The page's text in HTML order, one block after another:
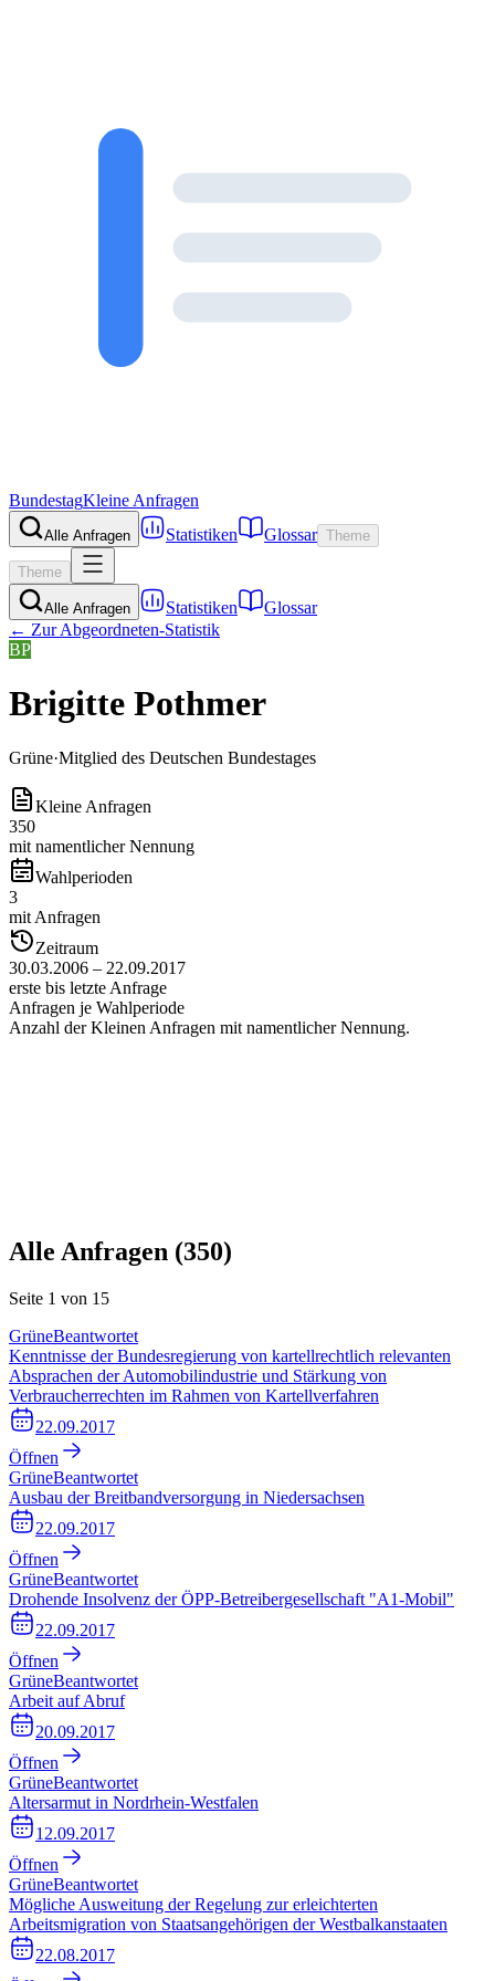
BundestagKleine Anfragen
Alle Anfragen Statistiken Glossar Theme
Theme
Alle Anfragen Statistiken
Glossar
← Zur Abgeordneten-Statistik
BP
Brigitte Pothmer
Grüne·Mitglied des Deutschen Bundestages
Kleine Anfragen
350
mit namentlicher Nennung
Wahlperioden
3
mit Anfragen
Zeitraum
30.03.2006 – 22.09.2017
erste bis letzte Anfrage
Anfragen je Wahlperiode
Anzahl der Kleinen Anfragen mit namentlicher Nennung.
Alle Anfragen (350)
Seite 1 von 15
GrüneBeantwortet
Kenntnisse der Bundesregierung von kartellrechtlich relevanten
Absprachen der Automobilindustrie und Stärkung von
Verbraucherrechten im Rahmen von Kartellverfahren
22.09.2017
Öffnen
GrüneBeantwortet
Ausbau der Breitbandversorgung in Niedersachsen
22.09.2017
Öffnen
GrüneBeantwortet
Drohende Insolvenz der ÖPP-Betreibergesellschaft "A1-Mobil"
22.09.2017
Öffnen
GrüneBeantwortet
Arbeit auf Abruf
20.09.2017
Öffnen
GrüneBeantwortet
Altersarmut in Nordrhein-Westfalen
12.09.2017
Öffnen
GrüneBeantwortet
Mögliche Ausweitung der Regelung zur erleichterten
Arbeitsmigration von Staatsangehörigen der Westbalkanstaaten
22.08.2017